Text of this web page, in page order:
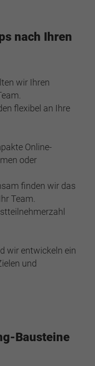
nach Ihren
wir Ihren
flexibel an Ihre
Online-
oder
finden wir das
Team.
wir entwickeln ein
und
Bausteine